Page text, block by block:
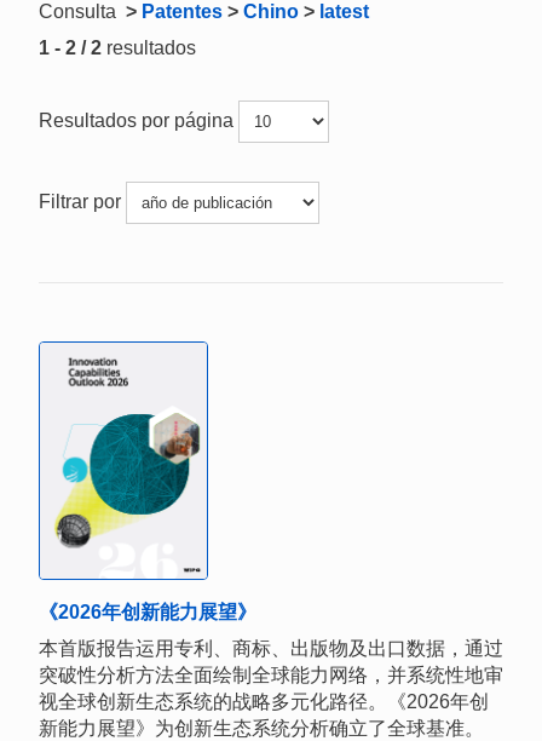
Consulta > Patentes > Chino > latest
1 - 2 / 2 resultados
Resultados por página
Filtrar por
《2026年创新能力展望》
本首版报告运用专利、商标、出版物及出口数据，通过
突破性分析方法全面绘制全球能力网络，并系统性地审
视全球创新生态系统的战略多元化路径。《2026年创
新能力展望》为创新生态系统分析确立了全球基准。